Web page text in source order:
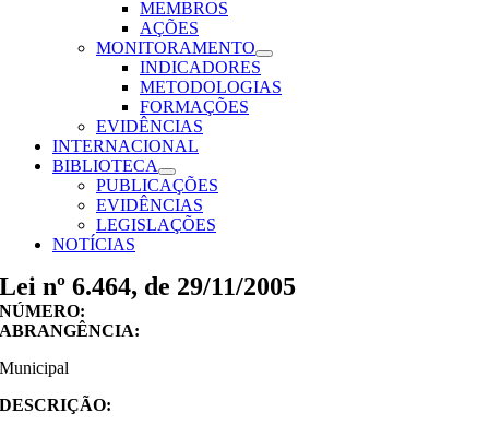
MEMBROS
AÇÕES
MONITORAMENTO
INDICADORES
METODOLOGIAS
FORMAÇÕES
EVIDÊNCIAS
INTERNACIONAL
BIBLIOTECA
PUBLICAÇÕES
EVIDÊNCIAS
LEGISLAÇÕES
NOTÍCIAS
Lei nº 6.464, de 29/11/2005
NÚMERO:
ABRANGÊNCIA:
Municipal
DESCRIÇÃO: